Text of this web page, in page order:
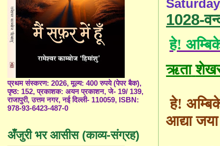
1028-
हे!
ऋता
हे!
आद्या जया
प्रथम संस्करण: 2026, मूल्य: 400 रुपये (पेपर बैक),
पृष्ठ: 152, प्रकाशक: अयन प्रकाशन, जे- 19/ 139,
राजापुरी, उत्तम नगर, नई दिल्ली- 110059, ISBN:
978-93-6423-487-0
अँजुरी भर आसीस (काव्य-संग्रह)